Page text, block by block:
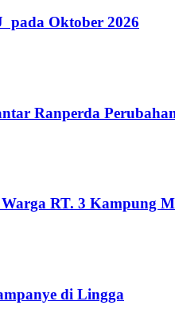
pada Oktober 2026
Ranperda
RT. 3 Kampung
di Lingga